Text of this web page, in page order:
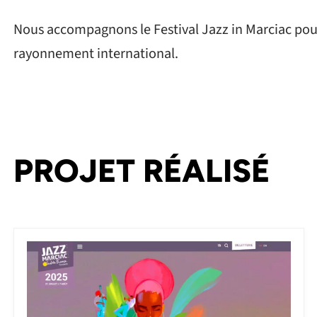
Nous accompagnons le Festival Jazz in Marciac
rayonnement international.
PROJET RÉALISÉ